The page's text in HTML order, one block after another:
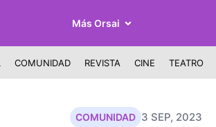
Más Orsai
COMUNIDAD REVISTA CINE TEATRO
3 SEP, 2023
COMUNIDAD